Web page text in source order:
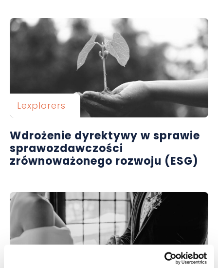
Lexplorers
Wdrożenie dyrektywy w sprawie
sprawozdawczości
zrównoważonego rozwoju (ESG)